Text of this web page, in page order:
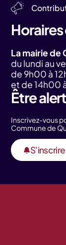
La mairie de
du lundi au
de 9h00 à
et de 14h00
Être
Inscrivez-vous
Commune de